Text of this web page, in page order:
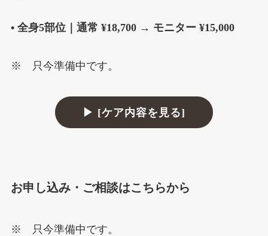
• 全身5部位｜通常 ¥18,700 → モニター ¥15,000
※ 只今準備中です。
▶ [ケア内容を見る]
お申し込み・ご相談はこちらから
※ 只今準備中です。